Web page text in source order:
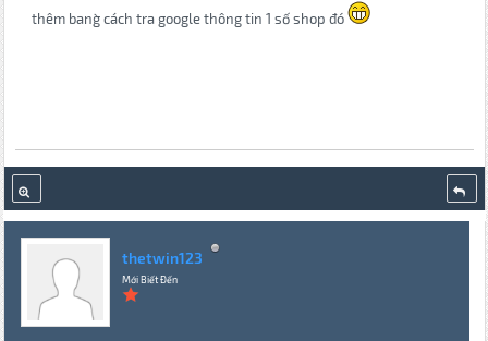
thêm bang` cách tra google thông tin 1 số shop đó
thetwin123
Mới Biết Đến